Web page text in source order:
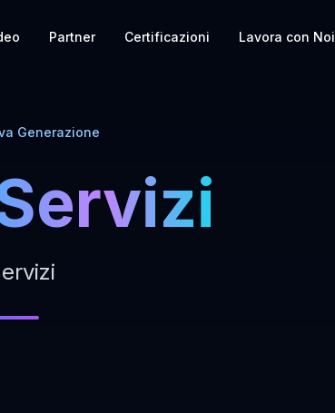
Partner Certificazioni Lavora con Noi
Generazione